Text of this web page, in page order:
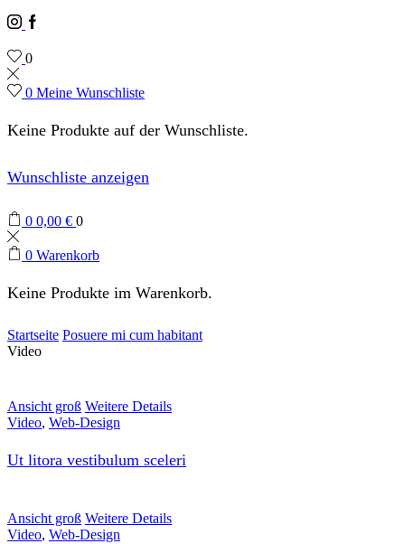
Instagram
Facebook
0
0 Meine Wunschliste
Keine Produkte auf der Wunschliste.
Wunschliste anzeigen
0 0,00 € 0
0 Warenkorb
Keine Produkte im Warenkorb.
Startseite Posuere mi cum habitant
Video
Ansicht groß Weitere Details
Video, Web-Design
Ut litora vestibulum sceleri
Ansicht groß Weitere Details
Video, Web-Design